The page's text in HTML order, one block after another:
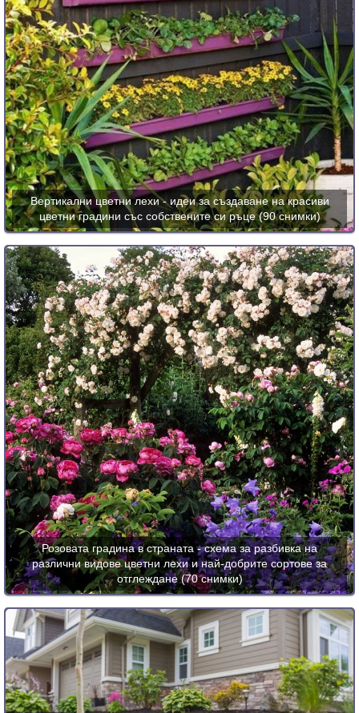
Вертикални цветни лехи - идеи за създаване на красиви
цветни градини със собствените си ръце (90 снимки)
Розовата градина в страната - схема за разбивка на
различни видове цветни лехи и най-добрите сортове за
отглеждане (70 снимки)